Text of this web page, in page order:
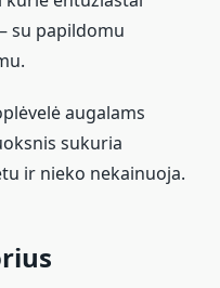
su papildomu
augalams
sukuria
ir nieko nekainuoja.